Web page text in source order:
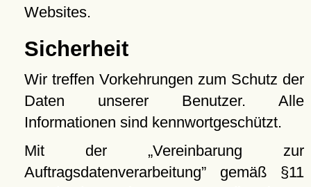
Websites.
Sicherheit
Wir treffen Vorkehrungen zum Schutz der
Daten unserer Benutzer. Alle
Informationen sind kennwortgeschützt.
Mit der
Vereinbarung zur
Auftragsdatenverarbeitung gemäß §11